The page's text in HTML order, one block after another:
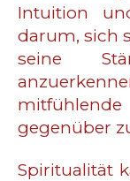
Intuition
darum, sich
seine
gegenüber
Spiritualität